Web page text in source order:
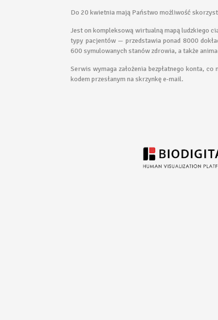
Do 20 kwietnia mają Państwo możliwość
Jest on kompleksową wirtualną mapą ludzkiego
typy pacjentów — przedstawia ponad 8000
600 symulowanych stanów zdrowia, a także
Serwis wymaga założenia bezpłatnego konta,
kodem przesłanym na skrzynkę e-mail.